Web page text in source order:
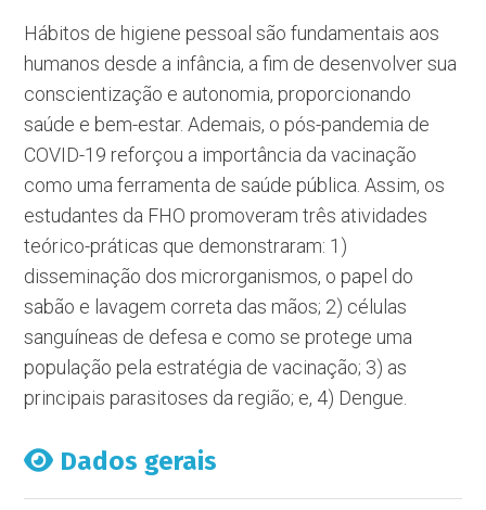
Hábitos de higiene pessoal são fundamentais aos
humanos desde a infância, a fim de desenvolver sua
conscientização e autonomia, proporcionando
saúde e bem-estar. Ademais, o pós-pandemia de
COVID-19 reforçou a importância da vacinação
como uma ferramenta de saúde pública. Assim, os
estudantes da FHO promoveram três atividades
teórico-práticas que demonstraram: 1)
disseminação dos microrganismos, o papel do
sabão e lavagem correta das mãos; 2) células
sanguíneas de defesa e como se protege uma
população pela estratégia de vacinação; 3) as
principais parasitoses da região; e, 4) Dengue.
Dados gerais